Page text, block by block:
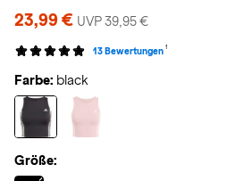
23,99 € UVP 39,95 €
13 Bewertungen 1
Farbe: black
Größe: